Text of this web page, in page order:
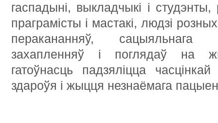
гаспадыні, выкладчыкі і студэнты,
праграмісты і мастакі, людзі
перакананняў, сацыяльнага
захапленняў і поглядаў на
гатоўнасць падзяліцца
здароўя і жыцця незнаёмага